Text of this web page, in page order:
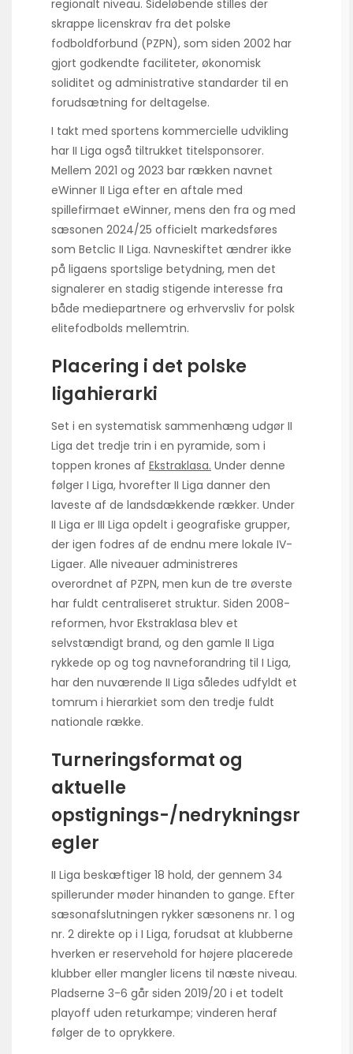
regionalt niveau. Sideløbende stilles der
skrappe licens­krav fra det polske
fodboldforbund (PZPN), som siden 2002 har
gjort godkendte faciliteter, økonomisk
soliditet og administrative standarder til en
forudsætning for deltagelse.
I takt med sportens kommercielle udvikling
har II Liga også tiltrukket titelsponsorer.
Mellem 2021 og 2023 bar rækken navnet
eWinner II Liga efter en aftale med
spillefirmaet eWinner, mens den fra og med
sæsonen 2024/25 officielt markedsføres
som Betclic II Liga. Navneskiftet ændrer ikke
på ligaens sportslige betydning, men det
signalerer en stadig stigende interesse fra
både mediepartnere og erhvervsliv for polsk
elitefodbolds mellemtrin.
Placering i det polske
ligahierarki
Set i en systematisk sammenhæng udgør II
Liga det tredje trin i en pyramide, som i
toppen krones af Ekstraklasa. Under denne
følger I Liga, hvorefter II Liga danner den
laveste af de landsdækkende rækker. Under
II Liga er III Liga opdelt i geografiske grupper,
der igen fodres af de endnu mere lokale IV-
Ligaer. Alle niveauer administreres
overordnet af PZPN, men kun de tre øverste
har fuldt centraliseret struktur. Siden 2008-
reformen, hvor Ekstraklasa blev et
selvstændigt brand, og den gamle II Liga
rykkede op og tog navneforandring til I Liga,
har den nuværende II Liga således udfyldt et
tomrum i hierarkiet som den tredje fuldt
nationale række.
Turneringsformat og
aktuelle
opstignings-/nedrykningsr
egler
II Liga beskæftiger 18 hold, der gennem 34
spillerunder møder hinanden to gange. Efter
sæsonafslutningen rykker sæsonens nr. 1 og
nr. 2 direkte op i I Liga, forudsat at klubberne
hverken er reservehold for højere placerede
klubber eller mangler licens til næste niveau.
Pladserne 3-6 går siden 2019/20 i et todelt
playoff uden returkampe; vinderen heraf
følger de to oprykkere.